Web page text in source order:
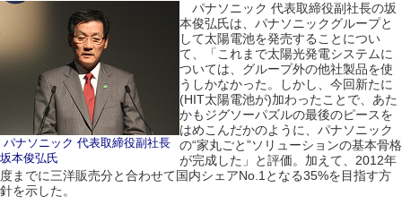
パナソニック 代表取締役副社長
坂本俊弘氏
パナソニック 代表取締役副社長の坂
本俊弘氏は、パナソニックグループと
して太陽電池を発売することについ
て、「これまで太陽光発電システムに
ついては、グループ外の他社製品を使
うしかなかった。しかし、今回新たに
(HIT太陽電池が)加わったことで、あた
かもジグソーパズルの最後のピースを
はめこんだかのように、パナソニック
の“家丸ごと”ソリューションの基本骨格
が完成した」と評価。加えて、2012年
度までに三洋販売分と合わせて国内シェアNo.1となる35%を目指す方
針を示した。